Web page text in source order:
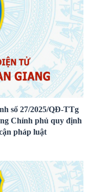
số 27/2025/QĐ-TTg
Chính phủ quy định
pháp luật